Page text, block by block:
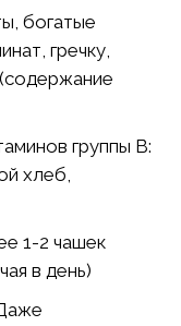
богатые
гречку,
группы B:
хлеб,
1-2 чашек
в день)